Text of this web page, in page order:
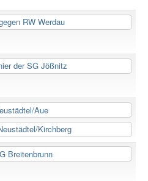
RW Werdau
der SG Jößnitz
Aue
Kirchberg
Breitenbrunn